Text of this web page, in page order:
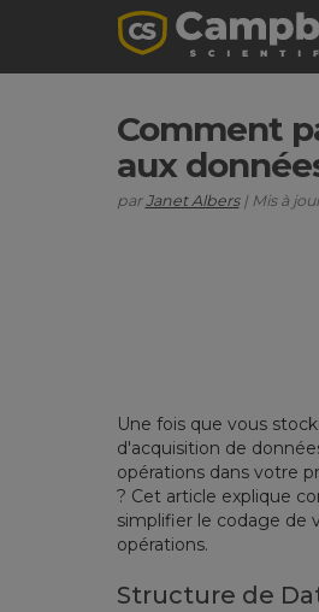
Comment
aux
parJanet Albers| Mis à
Une fois que vous
d'acquisition de
opérations dans votre
? Cet article explique
simplifier le codage de
opérations.
Structure de